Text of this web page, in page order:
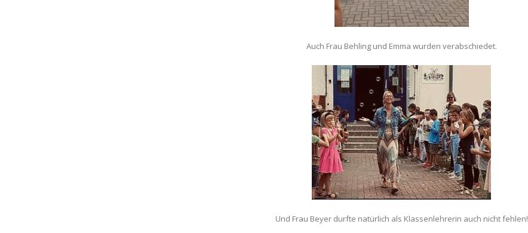
Auch Frau Behling und Emma wurden verabschiedet.
Und Frau Beyer durfte natürlich als Klassenlehrerin auch nicht fehlen!